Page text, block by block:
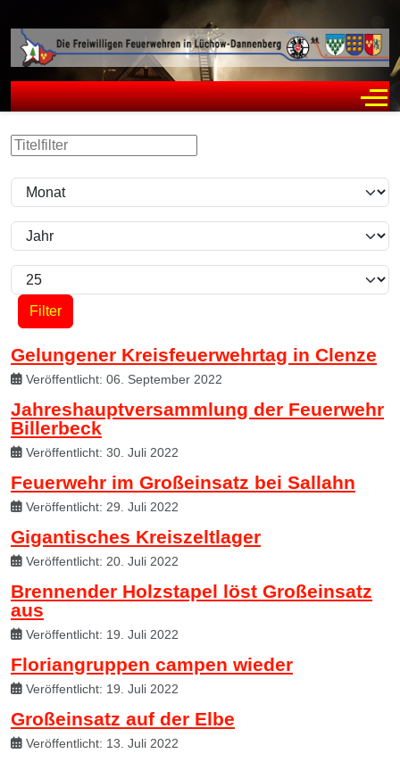
Filter
Titelfilter
Filter
Gelungener Kreisfeuerwehrtag in Clenze
Veröffentlicht: 06. September 2022
Jahreshauptversammlung der Feuerwehr
Billerbeck
Veröffentlicht: 30. Juli 2022
Feuerwehr im Großeinsatz bei Sallahn
Veröffentlicht: 29. Juli 2022
Gigantisches Kreiszeltlager
Veröffentlicht: 20. Juli 2022
Brennender Holzstapel löst Großeinsatz
aus
Veröffentlicht: 19. Juli 2022
Floriangruppen campen wieder
Veröffentlicht: 19. Juli 2022
Großeinsatz auf der Elbe
Veröffentlicht: 13. Juli 2022